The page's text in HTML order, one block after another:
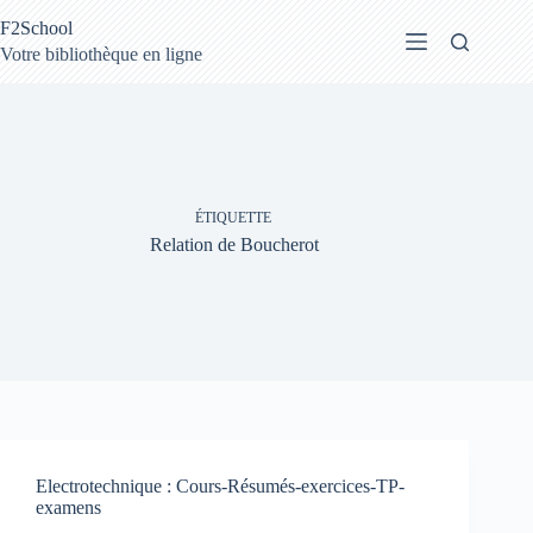
au
contenu
F2School
Votre bibliothèque en ligne
ÉTIQUETTE
Relation de Boucherot
Electrotechnique : Cours-Résumés-exercices-TP-
examens